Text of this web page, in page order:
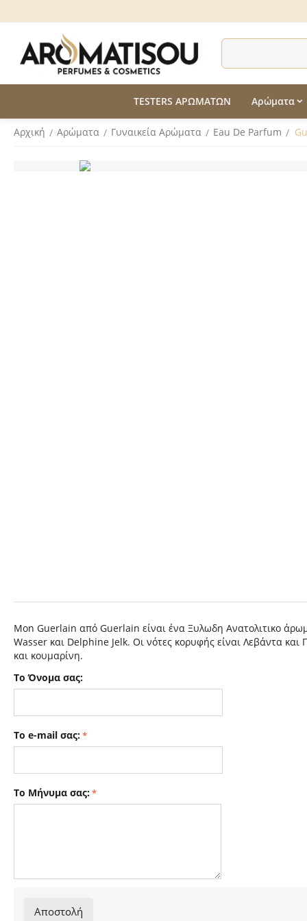
TESTERS ΑΡΩΜΑΤΩΝ Αρώματα
Αρχική / Αρώματα / Γυναικεία Αρώματα / Eau De Parfum /
Mon Guerlain από Guerlain είναι ένα Ξυλωδη Ανατολιτικο
Wasser και Delphine Jelk. Οι νότες κορυφής είναι Λεβάντα και
και κουμαρίνη.
Το Όνομα σας:
Το e-mail σας:
Το Μήνυμα σας:
Αποστολή